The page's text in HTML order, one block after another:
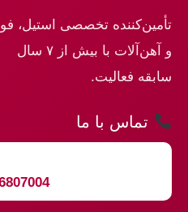
تأمین‌کننده تخصصی استیل،
و آهن‌آلات با بیش از ۷ سال
سابقه فعالیت.
تماس با ما